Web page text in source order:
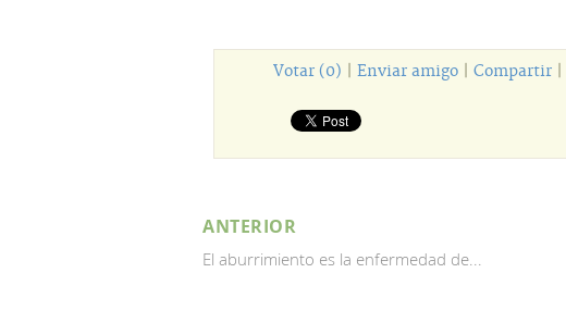
Votar (0) Enviar amigo Compartir
ANTERIOR
El aburrimiento es la enfermedad de...